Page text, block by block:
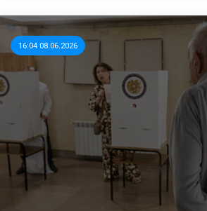
16:04 08.06.2026